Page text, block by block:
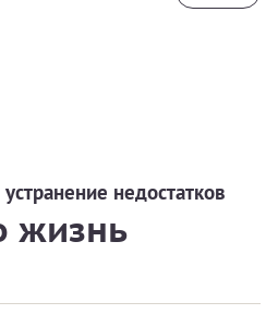
недостатков
жизнь